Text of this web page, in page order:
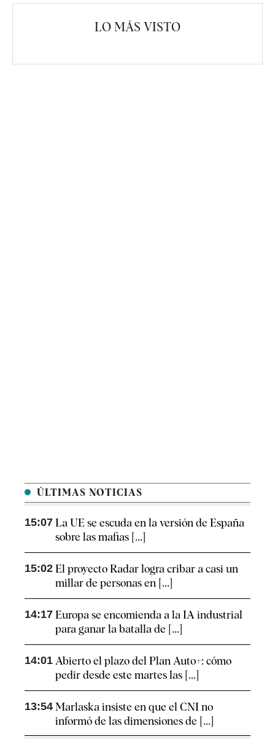
LO MÁS VISTO
ÚLTIMAS NOTICIAS
15:07 La UE se escuda en la versión de España
sobre las mafias [...]
15:02 El proyecto Radar logra cribar a casi un
millar de personas en [...]
14:17 Europa se encomienda a la IA industrial
para ganar la batalla de [...]
14:01 Abierto el plazo del Plan Auto+: cómo
pedir desde este martes las [...]
13:54 Marlaska insiste en que el CNI no
informó de las dimensiones de [...]